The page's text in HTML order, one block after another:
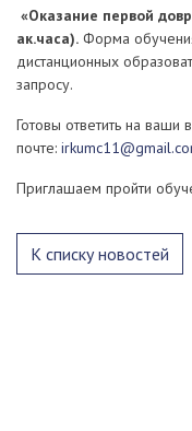
«Оказание первой
ак.часа). Форма
дистанционных
запросу.
Готовы ответить на ваши
почте:
Приглашаем пройти
К списку новостей